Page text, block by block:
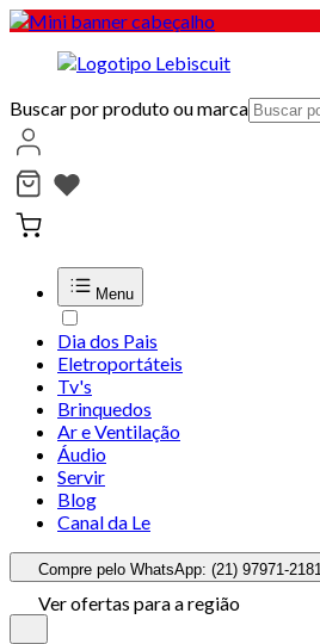
Buscar por produto ou marca
Menu
Dia dos Pais
Eletroportáteis
Tv's
Brinquedos
Ar e Ventilação
Áudio
Servir
Blog
Canal da Le
Compre pelo WhatsApp: (21) 97971-
Ver ofertas para a região